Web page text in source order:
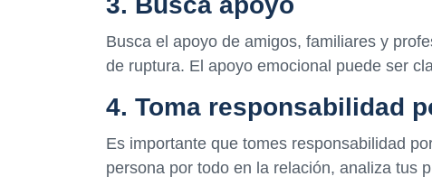
Busca el apoyo de amigos, familiares y
de ruptura. El apoyo emocional puede ser
4. Toma responsabilidad
Es importante que tomes responsabilidad
persona por todo en la relación, analiza tus